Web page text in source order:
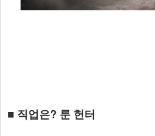
■ 직업은? 룬 헌터